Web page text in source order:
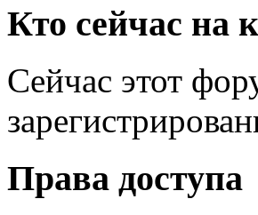
Кто сейчас на
Сейчас этот
Права доступа